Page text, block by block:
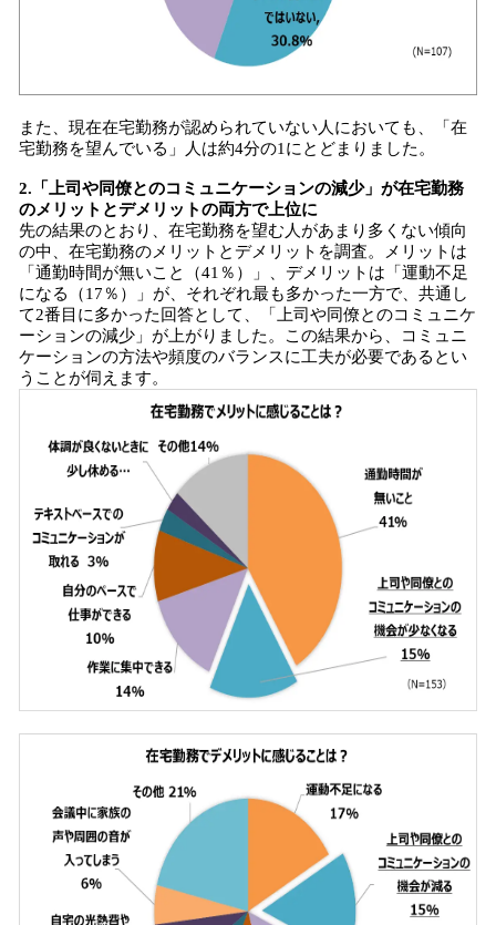
また、現在在宅勤務が認められていない人においても、「在
宅勤務を望んでいる」人は約4分の1にとどまりました。
2.「上司や同僚とのコミュニケーションの減少」が在宅勤務
のメリットとデメリットの両方で上位に
先の結果のとおり、在宅勤務を望む人があまり多くない傾向
の中、在宅勤務のメリットとデメリットを調査。メリットは
「通勤時間が無いこと（41％）」、デメリットは「運動不足
になる（17％）」が、それぞれ最も多かった一方で、共通し
て2番目に多かった回答として、「上司や同僚とのコミュニケ
ーションの減少」が上がりました。この結果から、コミュニ
ケーションの方法や頻度のバランスに工夫が必要であるとい
うことが伺えます。